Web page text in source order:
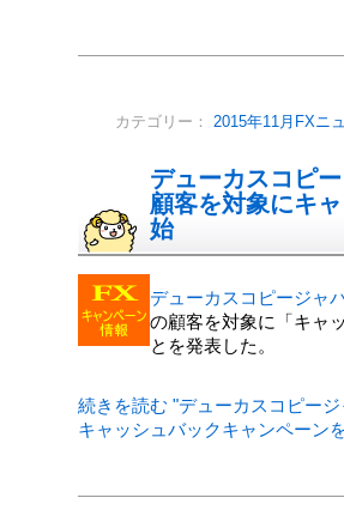
カテゴリー： 2015年11月FXニ
デューカスコピ
顧客を対象にキ
始
デューカスコピージャ
の顧客を対象に「キャ
とを発表した。
続きを読む "デューカスコピー
キャッシュバックキャンペーン